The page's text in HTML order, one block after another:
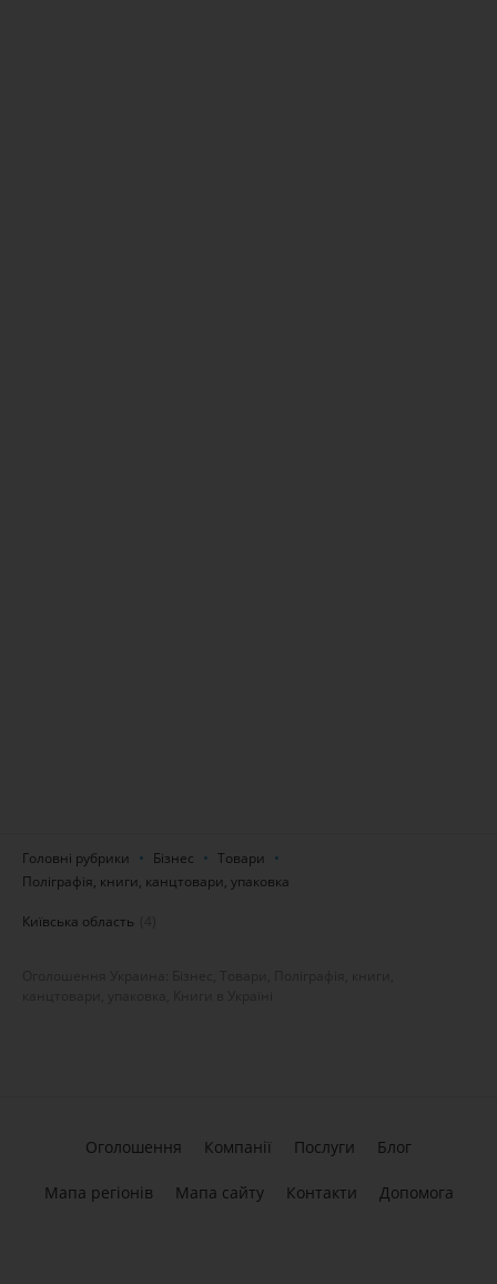
Головні рубрики Бізнес
Товари
Поліграфія, книги, канцтовари, упаковка
Київська область
Оголошення Компанії Послуги Блог
Мапа регіонів Мапа сайту Контакти Допомога